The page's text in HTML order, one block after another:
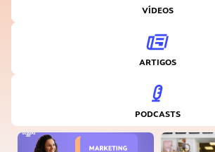
VÍDEOS
ARTIGOS
PODCASTS